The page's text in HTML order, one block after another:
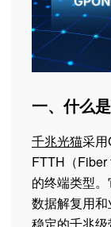
一、什么
千兆光猫采
FTTH（Fiber
的终端类型。
数据解复用